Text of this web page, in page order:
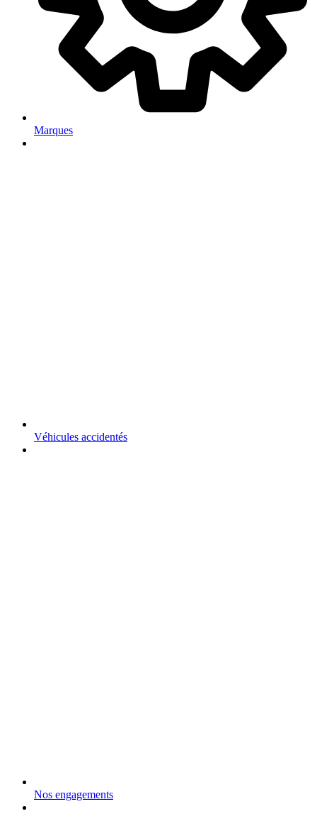
Marques
Véhicules accidentés
Nos engagements